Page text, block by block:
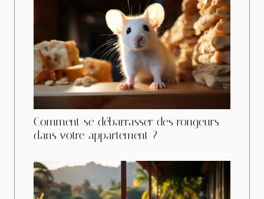
Comment se débarrasser des rongeurs
dans votre appartement ?